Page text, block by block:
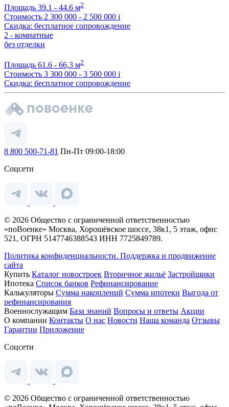
Площадь 39.1 - 44.6 м2
Стоимость 2 300 000 - 2 500 000 i
Скидка: бесплатное сопровождение
2 - комнатные
без отделки
Площадь 61.6 - 66,3 м2
Стоимость 3 300 000 - 3 500 000 i
Скидка: бесплатное сопровождение
8 800 500-71-81 Пн-Пт 09:00-18:00
Соцсети
© 2026 Общество с ограниченной ответственностью
«поВоенке» Москва, Хорошёвское шоссе, 38к1, 5 этаж, офис
521, ОГРН 5147746388543 ИНН 7725849789.
Политика конфиденциальности. Поддержка и продвижение
сайта
Купить Каталог новостроек Вторичное жильё Застройщики
Ипотека Список банков Рефинансирование
Калькуляторы Сумма накоплений Сумма ипотеки Выгода от
рефинансирования
Военнослужащим База знаний Вопросы и ответы Акции
О компании Контакты О нас Новости Наша команда Отзывы
Гарантии Приложение
Соцсети
© 2026 Общество с ограниченной ответственностью